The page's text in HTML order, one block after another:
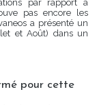
par rapport à
pas encore les
a présenté un
et Août) dans un
pour cette